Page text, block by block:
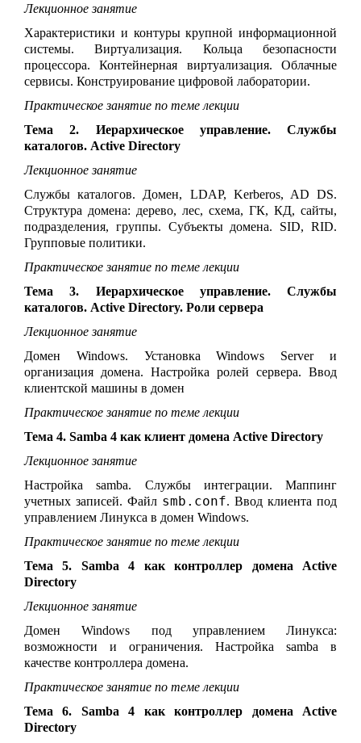
Лекционное занятие
Характеристики и контуры крупной информационной
системы. Виртуализация. Кольца безопасности
процессора. Контейнерная виртуализация. Облачные
сервисы. Конструирование цифровой лаборатории.
Практическое занятие по теме лекции
Тема 2. Иерархическое управление. Службы
каталогов. Active Directory
Лекционное занятие
Службы каталогов. Домен, LDAP, Kerberos, AD DS.
Структура домена: дерево, лес, схема, ГК, КД, сайты,
подразделения, группы. Субъекты домена. SID, RID.
Групповые политики.
Практическое занятие по теме лекции
Тема 3. Иерархическое управление. Службы
каталогов. Active Directory. Роли сервера
Лекционное занятие
Домен
Windows. Установка Windows Server и
организация домена. Настройка ролей сервера. Ввод
клиентской машины в домен
Практическое занятие по теме лекции
Тема 4. Samba 4 как клиент домена Active Directory
Лекционное занятие
Настройка samba. Службы интеграции. Маппинг
учетных записей. Файл smb.conf. Ввод клиента под
управлением Линукса в домен Windows.
Практическое занятие по теме лекции
Тема 5. Samba 4 как контроллер домена Active
Directory
Лекционное занятие
Домен Windows под управлением Линукса:
возможности и ограничения. Настройка samba в
качестве контроллера домена.
Практическое занятие по теме лекции
Тема 6. Samba 4 как контроллер домена Active
Directory